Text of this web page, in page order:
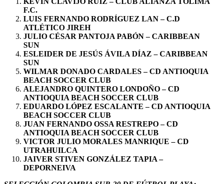
F.C.
LUIS FERNANDO RODRÍGUEZ LAN – C.D
ATLÉTICO JIREH
JULIO CÉSAR PANTOJA PABÓN – CARIBBEAN
SUN
ESLEIDER DE JESÚS ÁVILA DÍAZ – CARIBBEAN
SUN
WILMAR DONADO CARDALES – CD ANTIOQUIA
BEACH SOCCER CLUB
ALEJANDRO QUINTERO LONDOÑO – CD
ANTIOQUIA BEACH SOCCER CLUB
EDUARDO LÓPEZ ESCALANTE – CD ANTIOQUIA
BEACH SOCCER CLUB
JUAN FERNANDO OSSA RESTREPO – CD
ANTIOQUIA BEACH SOCCER CLUB
VICTOR JULIO MORALES MANRIQUE – CD
UTRAHUILCA
JAIVER STIVEN GONZÁLEZ TAPIA –
DEPORNEIVA